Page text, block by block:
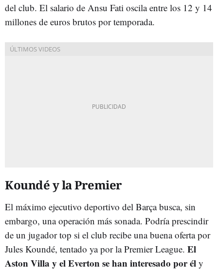
del club. El salario de Ansu Fati oscila entre los 12 y 14
millones de euros brutos por temporada.
Koundé y la Premier
El máximo ejecutivo deportivo del Barça busca, sin
embargo, una operación más sonada. Podría prescindir
de un jugador top si el club recibe una buena oferta por
Jules Koundé, tentado ya por la Premier League. El
Aston Villa y el Everton se han interesado por él y